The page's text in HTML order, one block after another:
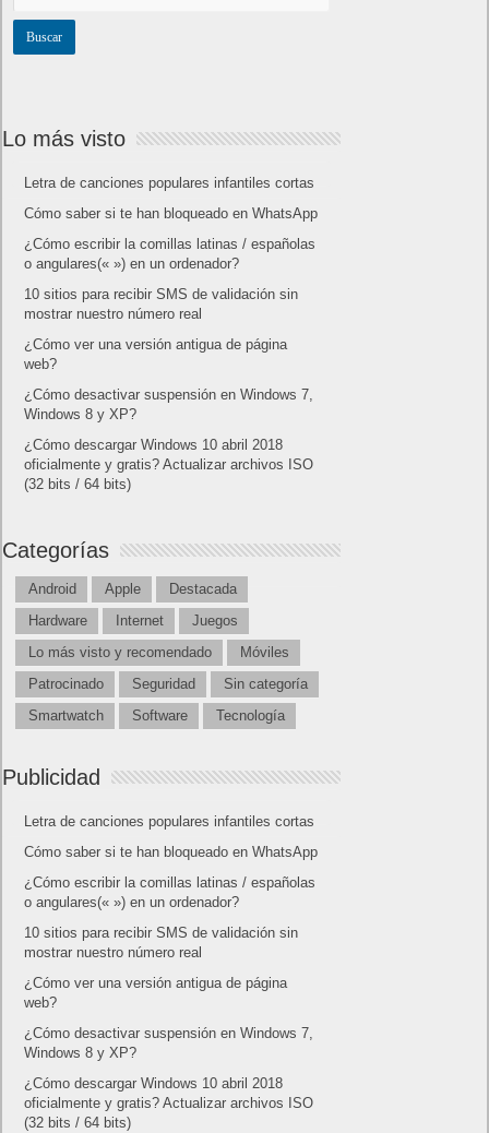
Lo más visto
Letra de canciones populares infantiles cortas
Cómo saber si te han bloqueado en WhatsApp
¿Cómo escribir la comillas latinas / españolas
o angulares(« ») en un ordenador?
10 sitios para recibir SMS de validación sin
mostrar nuestro número real
¿Cómo ver una versión antigua de página
web?
¿Cómo desactivar suspensión en Windows 7,
Windows 8 y XP?
¿Cómo descargar Windows 10 abril 2018
oficialmente y gratis? Actualizar archivos ISO
(32 bits / 64 bits)
Categorías
Android Apple
Destacada
Hardware
Internet
Juegos
Lo más visto y recomendado
Móviles
Patrocinado
Seguridad
Sin categoría
Smartwatch
Software Tecnología
Publicidad
Letra de canciones populares infantiles cortas
Cómo saber si te han bloqueado en WhatsApp
¿Cómo escribir la comillas latinas / españolas
o angulares(« ») en un ordenador?
10 sitios para recibir SMS de validación sin
mostrar nuestro número real
¿Cómo ver una versión antigua de página
web?
¿Cómo desactivar suspensión en Windows 7,
Windows 8 y XP?
¿Cómo descargar Windows 10 abril 2018
oficialmente y gratis? Actualizar archivos ISO
(32 bits / 64 bits)